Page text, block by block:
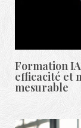
Formation
efficacité et
mesurable